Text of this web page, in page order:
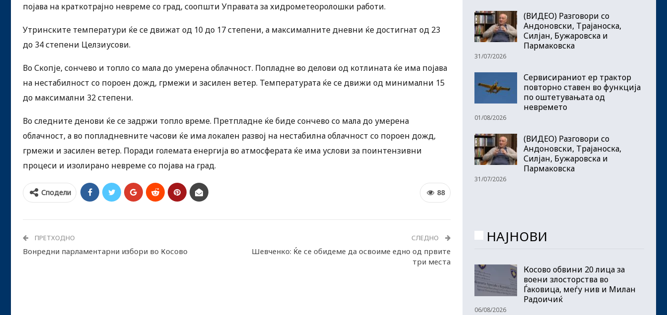
појава на краткотрајно невреме со град, соопшти Управата за хидрометеоролошки работи.
Утринските температури ќе се движат од 10 до 17 степени, а максималните дневни ќе достигнат од 23
до 34 степени Целзиусови.
Во Скопје, сончево и топло со мала до умерена облачност. Попладне во делови од котлината ќе има појава
на нестабилност со пороен дожд, грмежи и засилен ветер. Температурата ќе се движи од минимални 15
до максимални 32 степени.
Во следните денови ќе се задржи топло време. Претпладне ќе биде сончево со мала до умерена
облачност, а во попладневните часови ќе има локален развој на нестабилна облачност со пороен дожд,
грмежи и засилен ветер. Поради големата енергија во атмосферата ќе има услови за поинтензивни
процеси и изолирано невреме со појава на град.
88
Сподели
ПРЕТХОДНО
Вонредни парламентарни избори во Косово
СЛЕДНО
Шевченко: Ќе се обидеме да освоиме едно од првите
три места
(ВИДЕО) Разговори со
Андоновски, Трајаноска,
Силјан, Бужаровска и
Пармаковска
31/07/2026
Сервисираниот ер трактор
повторно ставен во функција
по оштетувањата од
невремето
01/08/2026
(ВИДЕО) Разговори со
Андоновски, Трајаноска,
Силјан, Бужаровска и
Пармаковска
31/07/2026
НАЈНОВИ
Косово обвини 20 лица за
воени злосторства во
Ѓаковица, меѓу нив и Милан
Радоичиќ
06/08/2026